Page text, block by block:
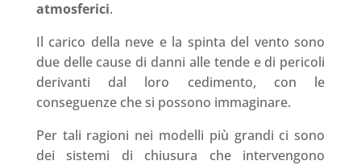
atmosferici.
Il carico della neve e la spinta del vento sono
due delle cause di danni alle tende e di pericoli
derivanti dal loro cedimento, con le
conseguenze che si possono immaginare.
Per tali ragioni nei modelli più grandi ci sono
dei sistemi di chiusura che intervengono